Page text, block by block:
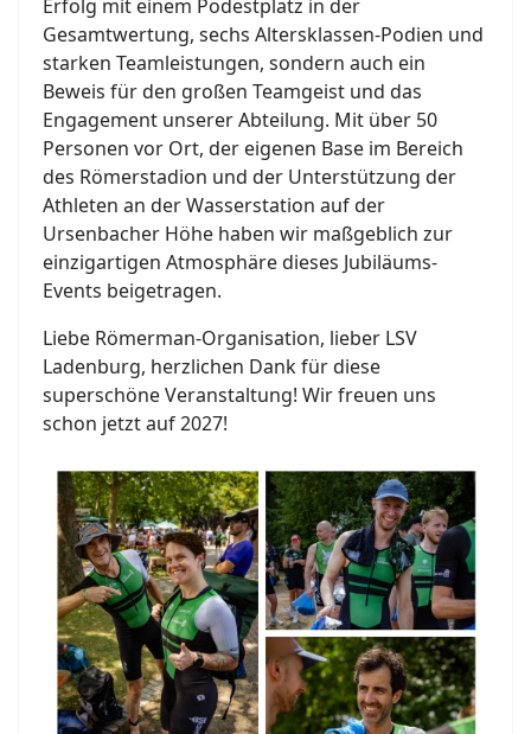
Erfolg mit einem Podestplatz in der
Gesamtwertung, sechs Altersklassen-Podien und
starken Teamleistungen, sondern auch ein
Beweis für den großen Teamgeist und das
Engagement unserer Abteilung. Mit über 50
Personen vor Ort, der eigenen Base im Bereich
des Römerstadion und der Unterstützung der
Athleten an der Wasserstation auf der
Ursenbacher Höhe haben wir maßgeblich zur
einzigartigen Atmosphäre dieses Jubiläums-
Events beigetragen.
Liebe Römerman-Organisation, lieber LSV
Ladenburg, herzlichen Dank für diese
superschöne Veranstaltung! Wir freuen uns
schon jetzt auf 2027!